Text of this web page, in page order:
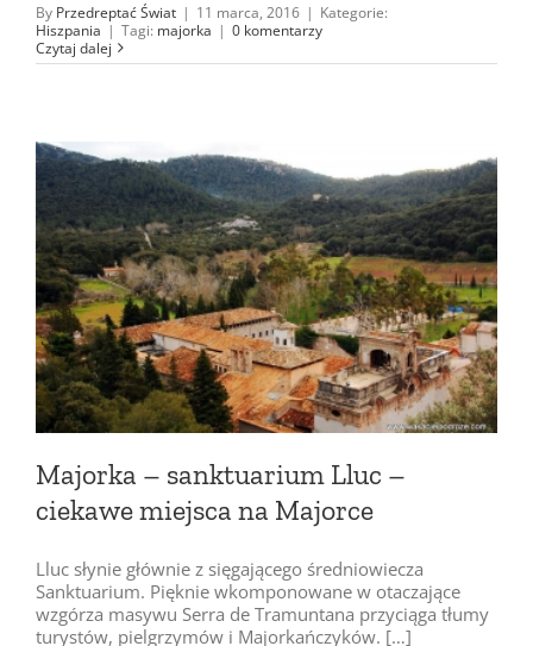
By Przedreptać Świat | 11 marca, 2016 | Kategorie:
Hiszpania | Tagi: majorka | 0 komentarzy
Czytaj dalej
Majorka – sanktuarium Lluc –
ciekawe miejsca na Majorce
Lluc słynie głównie z sięgającego średniowiecza
Sanktuarium. Pięknie wkomponowane w otaczające
wzgórza masywu Serra de Tramuntana przyciąga tłumy
turystów, pielgrzymów i Majorkańczyków. […]